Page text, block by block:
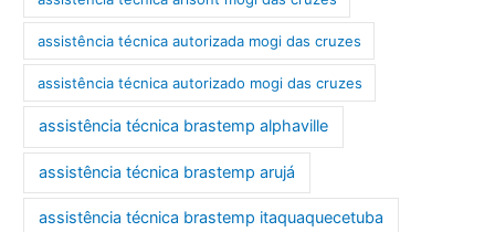
assistência técnica autorizada mogi das cruzes
assistência técnica autorizado mogi das cruzes
assistência técnica brastemp alphaville
assistência técnica brastemp arujá
assistência técnica brastemp itaquaquecetuba